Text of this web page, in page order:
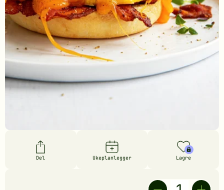
Del Ukeplanlegger Lagre